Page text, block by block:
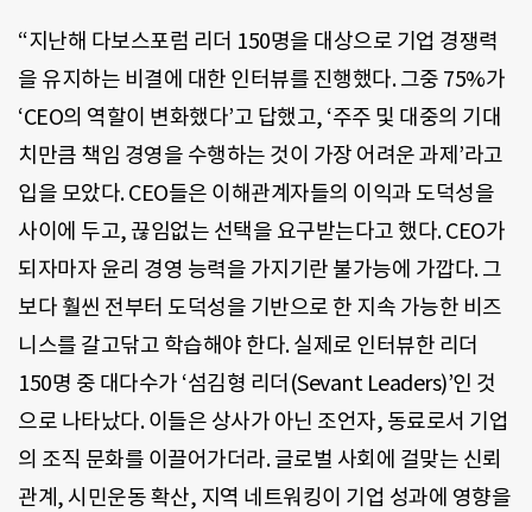
“지난해 다보스포럼 리더 150명을 대상으로 기업 경쟁력
을 유지하는 비결에 대한 인터뷰를 진행했다. 그중 75%가
‘CEO의 역할이 변화했다’고 답했고, ‘주주 및 대중의 기대
치만큼 책임 경영을 수행하는 것이 가장 어려운 과제’라고
입을 모았다. CEO들은 이해관계자들의 이익과 도덕성을
사이에 두고, 끊임없는 선택을 요구받는다고 했다. CEO가
되자마자 윤리 경영 능력을 가지기란 불가능에 가깝다. 그
보다 훨씬 전부터 도덕성을 기반으로 한 지속 가능한 비즈
니스를 갈고닦고 학습해야 한다. 실제로 인터뷰한 리더
150명 중 대다수가 ‘섬김형 리더(Sevant Leaders)’인 것
으로 나타났다. 이들은 상사가 아닌 조언자, 동료로서 기업
의 조직 문화를 이끌어가더라. 글로벌 사회에 걸맞는 신뢰
관계, 시민운동 확산, 지역 네트워킹이 기업 성과에 영향을